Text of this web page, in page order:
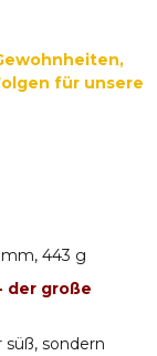
für unsere
443 g
der große
sondern